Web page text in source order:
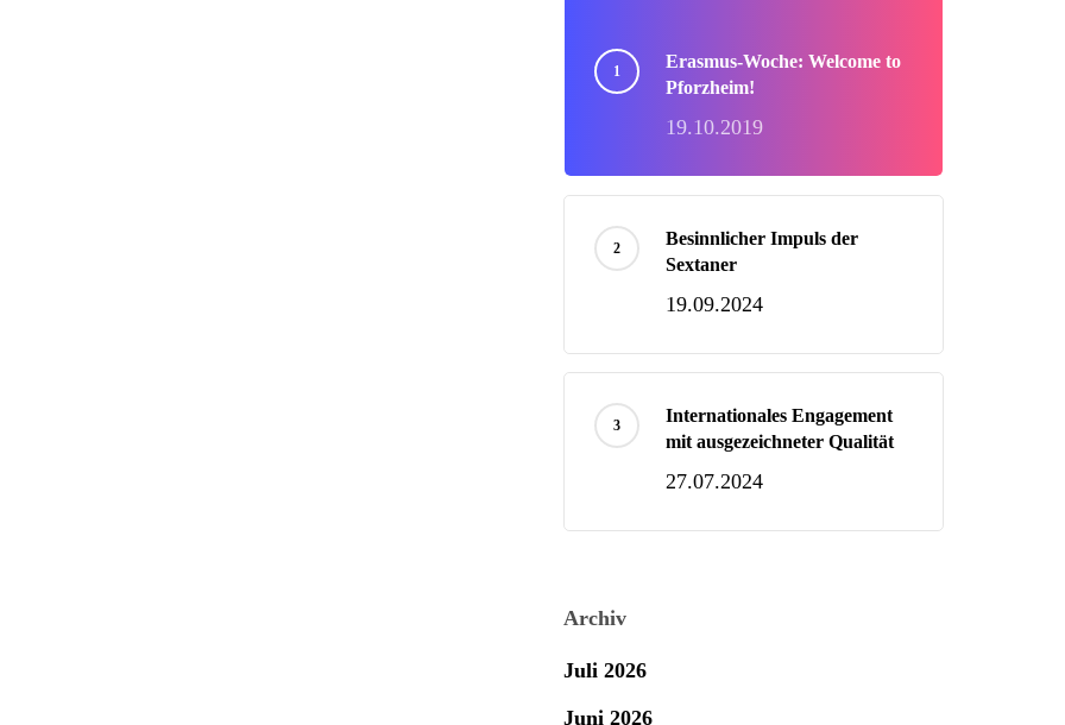
Erasmus-Woche: Welcome to
Pforzheim!
19.10.2019
Besinnlicher Impuls der
Sextaner
19.09.2024
Internationales Engagement
mit ausgezeichneter Qualität
27.07.2024
Archiv
Juli 2026
Juni 2026